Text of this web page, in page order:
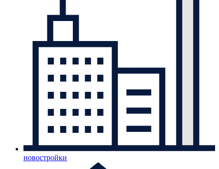
новостройки